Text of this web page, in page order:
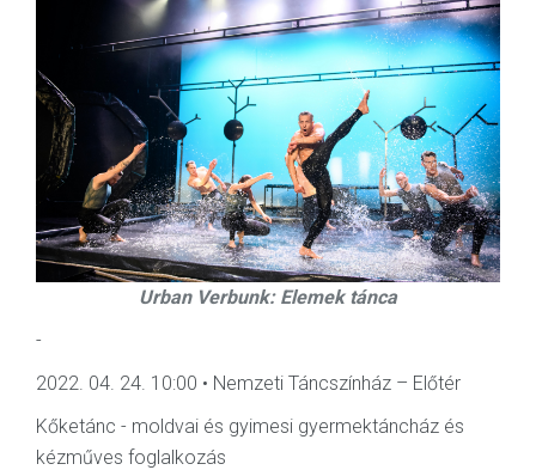
Urban Verbunk: Elemek tánca
-
2022. 04. 24. 10:00 • Nemzeti Táncszínház – Előtér
Kőketánc - moldvai és gyimesi gyermektáncház és
kézműves foglalkozás